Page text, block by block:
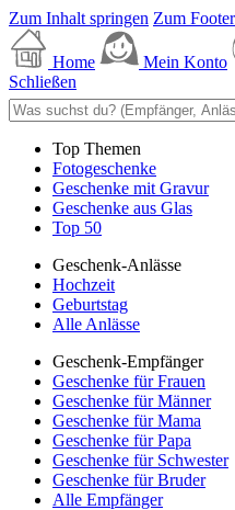
Zum Inhalt springen Zum
Home Mein Konto
Schließen
Top Themen
Fotogeschenke
Geschenke mit Gravur
Geschenke aus Glas
Top 50
Geschenk-Anlässe
Hochzeit
Geburtstag
Alle Anlässe
Geschenk-Empfänger
Geschenke für Frauen
Geschenke für Männer
Geschenke für Mama
Geschenke für Papa
Geschenke für Schwester
Geschenke für Bruder
Alle Empfänger